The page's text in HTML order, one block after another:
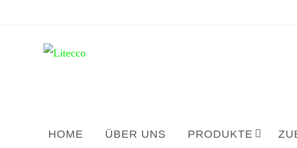
HOME ÜBER UNS PRODUKTE